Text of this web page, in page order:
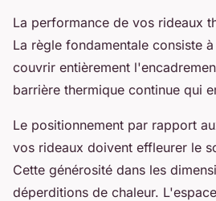
La performance de vos rideaux
La règle fondamentale consiste
couvrir entièrement
barrière thermique continue qui
Le positionnement par rapport
vos rideaux doivent effleurer le
Cette générosité dans les
déperditions de chaleur.